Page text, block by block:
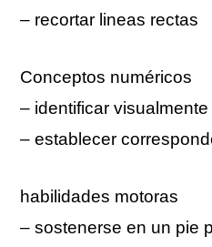
– recortar lineas rectas
Conceptos numéricos
– identificar
– establecer
habilidades motoras
– sostenerse en un pie